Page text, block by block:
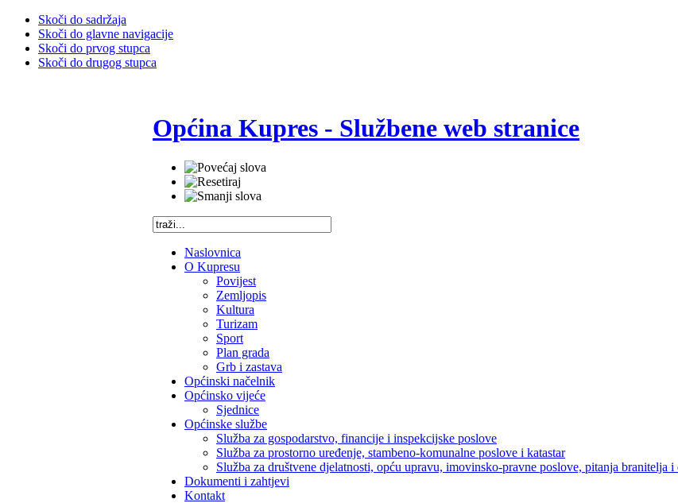
Skoči do sadržaja
Skoči do glavne navigacije
Skoči do prvog stupca
Skoči do drugog stupca
Općina Kupres - Službene web stranice
Naslovnica
O Kupresu
Povijest
Zemljopis
Kultura
Turizam
Sport
Plan grada
Grb i zastava
Općinski načelnik
Općinsko vijeće
Sjednice
Općinske službe
Služba za gospodarstvo, financije i inspekcijske poslove
Služba za prostorno uređenje, stambeno-komunalne poslove i katastar
Služba za društvene djelatnosti, opću upravu, imovinsko-pravne poslove, pitanja branitelja
Dokumenti i zahtjevi
Kontakt